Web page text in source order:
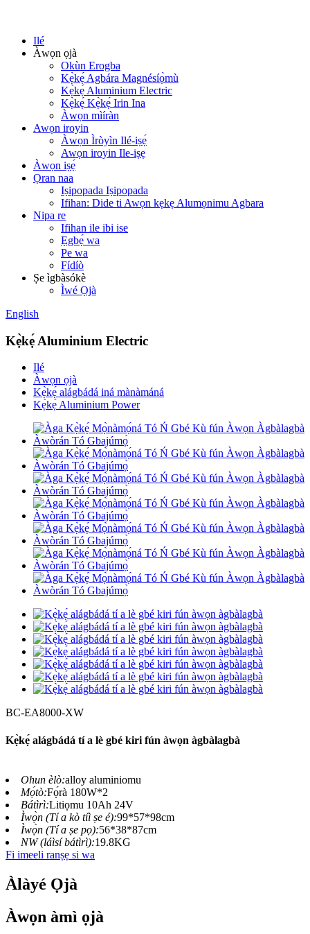
Ilé
Àwọn ọjà
Okùn Erogba
Kẹ̀kẹ́ Agbára Magnésíọ̀mù
Kẹ̀kẹ́ Aluminium Electric
Kẹ̀kẹ́ Kẹ̀kẹ́ Irin Ina
Àwọn mìíràn
Awọn iroyin
Àwọn Ìròyìn Ilé-iṣẹ́
Awọn iroyin Ile-iṣẹ
Àwọn iṣẹ́
Ọran naa
Iṣipopada Iṣipopada
Ifihan: Dide ti Awọn kẹkẹ Alumọnimu Agbara
Nipa re
Ifihan ile ibi ise
Ẹgbẹ́ wa
Pe wa
Fídíò
Ṣe ìgbàsókè
Ìwé Ọjà
English
Kẹ̀kẹ́ Aluminium Electric
Ilé
Àwọn ọjà
Kẹ̀kẹ́ alágbádá iná mànàmáná
Kẹ̀kẹ́ Aluminium Power
BC-EA8000-XW
Kẹ̀kẹ́ alágbádá tí a lè gbé kiri fún àwọn àgbàlagbà
Ohun èlò:alloy aluminiomu
Mọ́tò:Fọ́rà 180W*2
Bátìrì:Litiọmu 10Ah 24V
Ìwọ̀n (Tí a kò tíì ṣe é):99*57*98cm
Ìwọ̀n (Tí a ṣe pọ):56*38*87cm
NW (láìsí bátìrì):19.8KG
Fi imeeli ranṣẹ si wa
Àlàyé Ọjà
Àwọn àmì ọjà